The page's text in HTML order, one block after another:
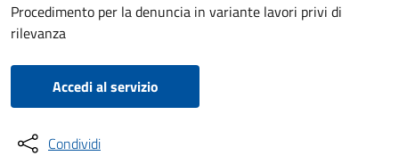
Procedimento per la denuncia in variante lavori privi di
rilevanza
Accedi al servizio
Condividi